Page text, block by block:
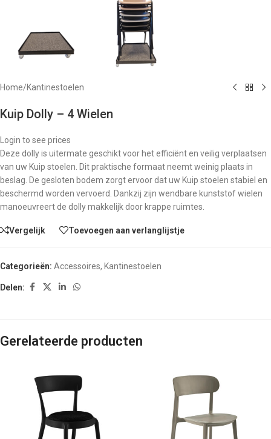
Home/Kantinestoelen
Kuip Dolly – 4 Wielen
Login to see prices
Deze dolly is uitermate geschikt voor het efficiënt en veilig verplaatsen
van uw Kuip stoelen. Dit praktische formaat neemt weinig plaats in
beslag. De gesloten bodem zorgt ervoor dat uw Kuip stoelen stabiel en
beschermd worden vervoerd. Dankzij zijn wendbare kunststof wielen
manoeuvreert de dolly makkelijk door krappe ruimtes.
Vergelijk Toevoegen aan verlanglijstje
Categorieën: Accessoires, Kantinestoelen
Delen:
Gerelateerde producten